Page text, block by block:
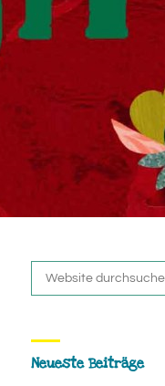
Neueste Beiträge